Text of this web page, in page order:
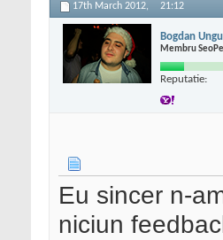
17th March 2012, 21:12
Bogdan
Membru
Reputatie:
Eu sincer n-
niciun